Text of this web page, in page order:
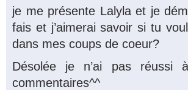
je me présente Lalyla et je
fais et j’aimerai savoir si tu
dans mes coups de coeur?
Désolée je n’ai pas réussi
commentaires^^